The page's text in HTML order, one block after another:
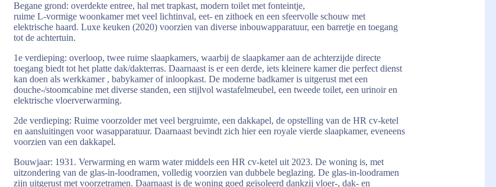
Begane grond: overdekte entree, hal met trapkast, modern toilet met fonteintje,
ruime L-vormige woonkamer met veel lichtinval, eet- en zithoek en een sfeervolle schouw met
elektrische haard. Luxe keuken (2020) voorzien van diverse inbouwapparatuur, een barretje en toegang
tot de achtertuin.
1e verdieping: overloop, twee ruime slaapkamers, waarbij de slaapkamer aan de achterzijde directe
toegang biedt tot het platte dak/dakterras. Daarnaast is er een derde, iets kleinere kamer die perfect dienst
kan doen als werkkamer , babykamer of inloopkast. De moderne badkamer is uitgerust met een
douche-/stoomcabine met diverse standen, een stijlvol wastafelmeubel, een tweede toilet, een urinoir en
elektrische vloerverwarming.
2de verdieping: Ruime voorzolder met veel bergruimte, een dakkapel, de opstelling van de HR cv-ketel
en aansluitingen voor wasapparatuur. Daarnaast bevindt zich hier een royale vierde slaapkamer, eveneens
voorzien van een dakkapel.
Bouwjaar: 1931. Verwarming en warm water middels een HR cv-ketel uit 2023. De woning is, met
uitzondering van de glas-in-loodramen, volledig voorzien van dubbele beglazing. De glas-in-loodramen
zijn uitgerust met voorzetramen. Daarnaast is de woning goed geïsoleerd dankzij vloer-, dak- en